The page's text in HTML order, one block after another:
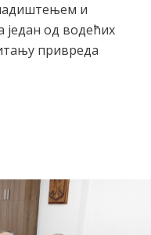
и
један од водећих
привреда